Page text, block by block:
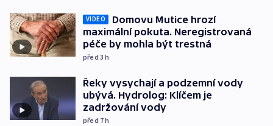
VIDEO
Domovu Mutice hrozí
maximální pokuta. Neregistrovaná
péče by mohla být trestná
před 3h
Řeky vysychají a podzemní vody
ubývá. Hydrolog: Klíčem je
zadržování vody
před 7h